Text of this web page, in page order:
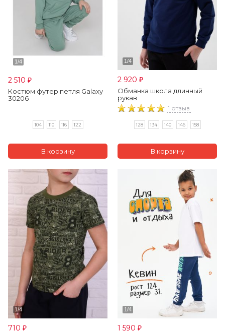
2 510 ₽
Костюм футер петля Galaxy
30206
104 110 116 122
2 920 ₽
Обманка школа длинный
рукав
1 отзыв
128 134 140 146 158
710 ₽ 1 590 ₽